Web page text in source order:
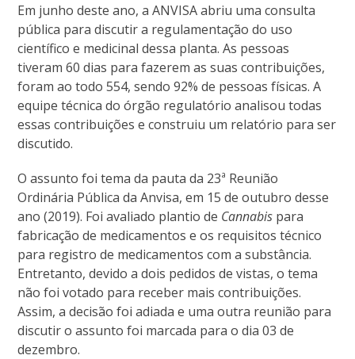
Em junho deste ano, a ANVISA abriu uma consulta
pública para discutir a regulamentação do uso
científico e medicinal dessa planta. As pessoas
tiveram 60 dias para fazerem as suas contribuições,
foram ao todo 554, sendo 92% de pessoas físicas. A
equipe técnica do órgão regulatório analisou todas
essas contribuições e construiu um relatório para ser
discutido.
O assunto foi tema da pauta da 23ª Reunião
Ordinária Pública da Anvisa, em 15 de outubro desse
ano (2019). Foi avaliado plantio de Cannabis para
fabricação de medicamentos e os requisitos técnico
para registro de medicamentos com a substância.
Entretanto, devido a dois pedidos de vistas, o tema
não foi votado para receber mais contribuições.
Assim, a decisão foi adiada e uma outra reunião para
discutir o assunto foi marcada para o dia 03 de
dezembro.